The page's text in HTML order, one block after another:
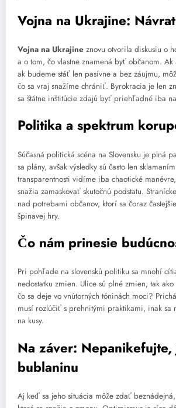
Vojna na Ukrajine:
Vojna na Ukrajine znovu otvorila diskusiu o
a o tom, čo vlastne znamená byť občanom. Ak
ak budeme stáť len pasívne a bez záujmu,
čo sa vraj snažíme chrániť. Byrokracia je len
sa štátne inštitúcie zdajú byť priehľadné iba
Politika a spektrum
Súčasná politická scéna na Slovensku je plná
sa plány, avšak výsledky sú často len
transparentnosti vidíme iba chaotické
snažia zamaskovať skutočnú podstatu.
nad potrebami občanov, ktorí sa čoraz
špinavej hry.
Čo nám prinesie
Pri pohľade na slovenskú politiku sa mnohí
nedostatku zmien. Ulice sú plné zmien, tak
čo sa deje vo vnútorných tóninách moci?
musí rozlúčiť s prehnitými praktikami, inak sa
na kusy.
Na záver:
bublaninu
Aj keď sa jeho situácia môže zdať beznádejná,